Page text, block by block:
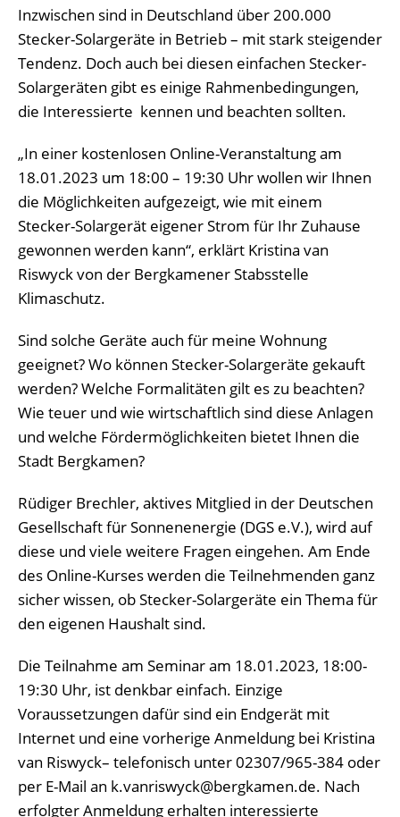
Inzwischen sind in Deutschland über 200.000
Stecker-Solargeräte in Betrieb – mit stark steigender
Tendenz. Doch auch bei diesen einfachen Stecker-
Solargeräten gibt es einige Rahmenbedingungen,
die Interessierte kennen und beachten sollten.
„In einer kostenlosen Online-Veranstaltung am
18.01.2023 um 18:00 – 19:30 Uhr wollen wir Ihnen
die Möglichkeiten aufgezeigt, wie mit einem
Stecker-Solargerät eigener Strom für Ihr Zuhause
gewonnen werden kann“, erklärt Kristina van
Riswyck von der Bergkamener Stabsstelle
Klimaschutz.
Sind solche Geräte auch für meine Wohnung
geeignet? Wo können Stecker-Solargeräte gekauft
werden? Welche Formalitäten gilt es zu beachten?
Wie teuer und wie wirtschaftlich sind diese Anlagen
und welche Fördermöglichkeiten bietet Ihnen die
Stadt Bergkamen?
Rüdiger Brechler, aktives Mitglied in der Deutschen
Gesellschaft für Sonnenenergie (DGS e.V.), wird auf
diese und viele weitere Fragen eingehen. Am Ende
des Online-Kurses werden die Teilnehmenden ganz
sicher wissen, ob Stecker-Solargeräte ein Thema für
den eigenen Haushalt sind.
Die Teilnahme am Seminar am 18.01.2023, 18:00-
19:30 Uhr, ist denkbar einfach. Einzige
Voraussetzungen dafür sind ein Endgerät mit
Internet und eine vorherige Anmeldung bei Kristina
van Riswyck– telefonisch unter 02307/965-384 oder
per E-Mail an k.vanriswyck@bergkamen.de. Nach
erfolgter Anmeldung erhalten interessierte